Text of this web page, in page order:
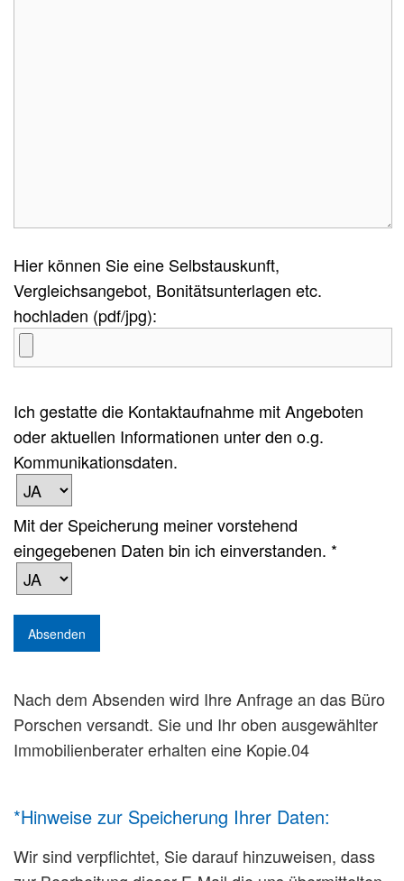
Hier können Sie eine Selbstauskunft,
Vergleichsangebot, Bonitätsunterlagen etc.
hochladen (pdf/jpg):
Ich gestatte die Kontaktaufnahme mit Angeboten
oder aktuellen Informationen unter den o.g.
Kommunikationsdaten.
Mit der Speicherung meiner vorstehend
eingegebenen Daten bin ich einverstanden. *
Nach dem Absenden wird Ihre Anfrage an das Büro
Porschen versandt. Sie und Ihr oben ausgewählter
Immobilienberater erhalten eine Kopie.04
*Hinweise zur Speicherung Ihrer Daten:
Wir sind verpflichtet, Sie darauf hinzuweisen, dass